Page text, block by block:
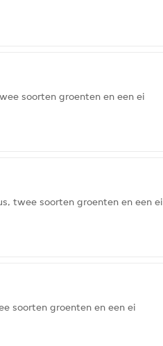
soorten groenten en een ei
twee soorten groenten en een ei
soorten groenten en een ei